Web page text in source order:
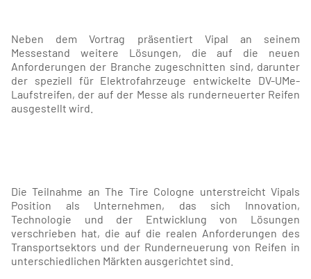
Neben dem Vortrag präsentiert Vipal an seinem
Messestand weitere Lösungen, die auf die neuen
Anforderungen der Branche zugeschnitten sind, darunter
der speziell für Elektrofahrzeuge entwickelte DV-UMe-
Laufstreifen, der auf der Messe als runderneuerter Reifen
ausgestellt wird.
Die Teilnahme an The Tire Cologne unterstreicht Vipals
Position als Unternehmen, das sich Innovation,
Technologie und der Entwicklung von Lösungen
verschrieben hat, die auf die realen Anforderungen des
Transportsektors und der Runderneuerung von Reifen in
unterschiedlichen Märkten ausgerichtet sind.